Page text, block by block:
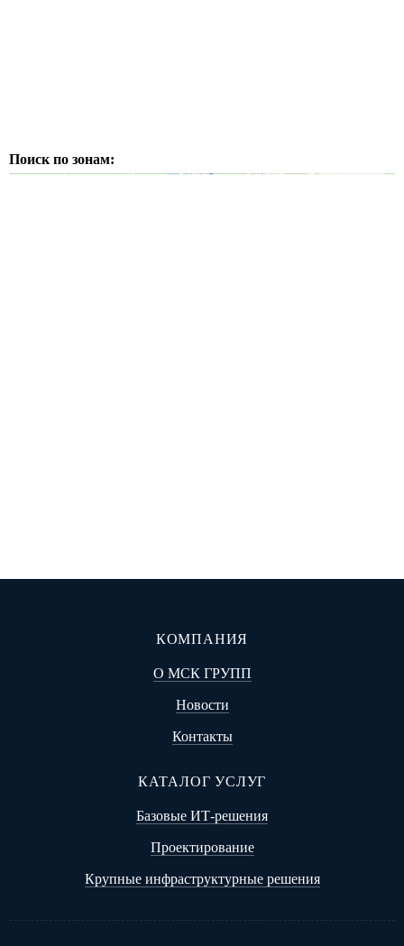
Поиск по зонам:
КОМПАНИЯ
О МСК ГРУПП
Новости
Контакты
КАТАЛОГ УСЛУГ
Базовые ИТ-решения
Проектирование
Крупные инфраструктурные решения